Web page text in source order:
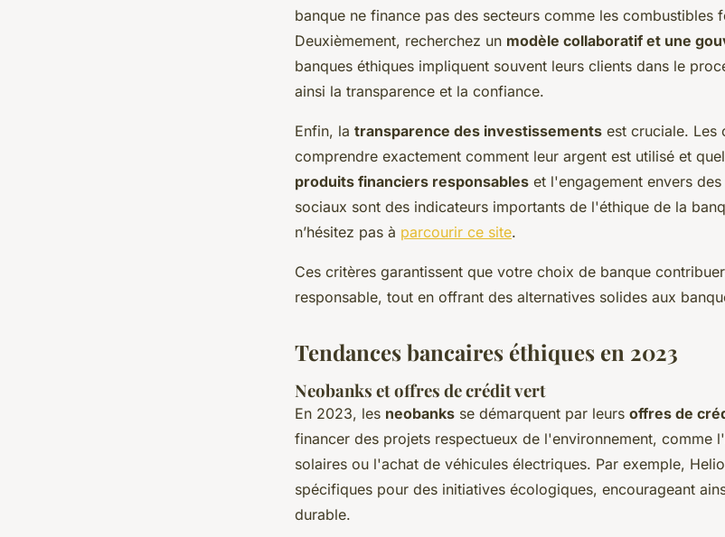
banque ne finance pas des secteurs comme les combustibles
Deuxièmement, recherchez un modèle collaboratif et une
banques éthiques impliquent souvent leurs clients dans le
ainsi la transparence et la confiance.
Enfin, la transparence des investissements est cruciale. Les
comprendre exactement comment leur argent est utilisé et
produits financiers responsables et l'engagement envers
sociaux sont des indicateurs importants de l'éthique de la
n’hésitez pas à parcourir ce site.
Ces critères garantissent que votre choix de banque
responsable, tout en offrant des alternatives solides aux
Tendances bancaires éthiques en 2023
Neobanks et offres de crédit vert
En 2023, les neobanks se démarquent par leurs offres de
financer des projets respectueux de l'environnement, comme
solaires ou l'achat de véhicules électriques. Par exemple,
spécifiques pour des initiatives écologiques, encourageant
durable.